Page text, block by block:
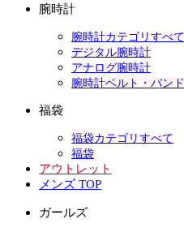
腕時計
腕時計カテゴリすべて
デジタル腕時計
アナログ腕時計
腕時計ベルト・バンド
福袋
福袋カテゴリすべて
福袋
アウトレット
メンズ TOP
ガールズ